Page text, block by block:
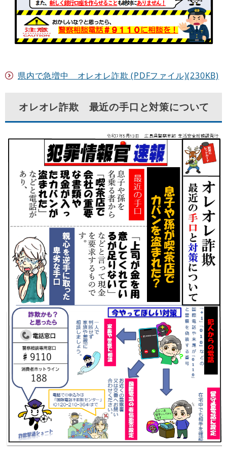
県内で急増中 オレオレ詐欺 (PDFファイル)(230KB)
オレオレ詐欺 最近の手口と対策について